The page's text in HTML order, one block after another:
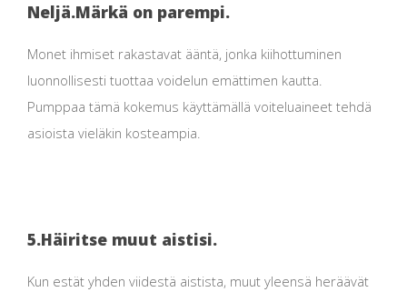
Neljä.Märkä on parempi.
Monet ihmiset rakastavat ääntä, jonka kiihottuminen
luonnollisesti tuottaa voidelun emättimen kautta.
Pumppaa tämä kokemus käyttämällä voiteluaineet tehdä
asioista vieläkin kosteampia.
5.Häiritse muut aistisi.
Kun estät yhden viidestä aistista, muut yleensä heräävät